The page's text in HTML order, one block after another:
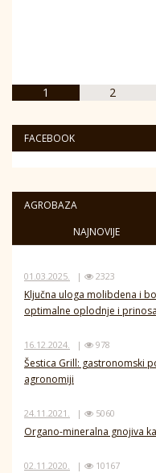
1 2
FACEBOOK
AGROBAZA
NAJNOVIJE
01.03.2025. | 2323
Ključna uloga molibdena i
optimalne oplodnje i prinosa
16.12.2024. | 978
Šestica Grill: gastronomski
agronomiji
24.11.2021. | 5060
Organo-mineralna gnojiva
02.11.2020. | 10167